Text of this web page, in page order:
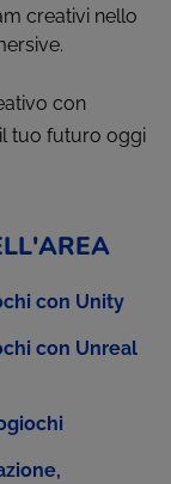
creativi nello
con
tuo futuro oggi
con Unity
con Unreal